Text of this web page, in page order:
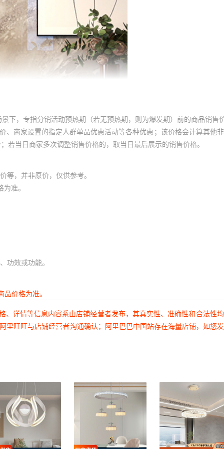
下，专指分销活动预热期（若无预热期，则为爆发期）前的商品销售
商家设置的指定人群单品优惠活动等各种优惠；该价格会计算其他
当日商家多次调整销售价格的，取当日最后展示的销售价格。
等，并非原价，仅供参考。
准。
功效或功能。
价格为准。
详情等信息内容系由店铺经营者发布，其真实性、准确性和合法性
旺旺与店铺经营者沟通确认；阿里巴巴中国站存在海量店铺，如您